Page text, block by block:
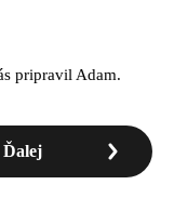
pripravil Adam.
Ďalej